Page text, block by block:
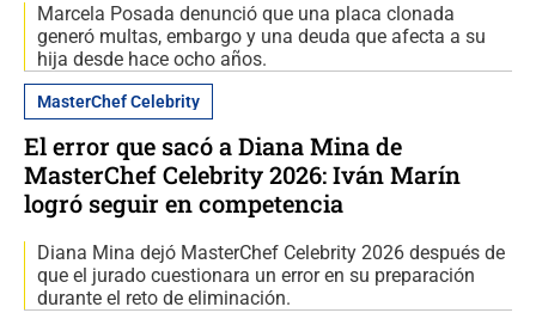
Marcela Posada denunció que una placa clonada
generó multas, embargo y una deuda que afecta a su
hija desde hace ocho años.
MasterChef Celebrity
El error que sacó a Diana Mina de
MasterChef Celebrity 2026: Iván Marín
logró seguir en competencia
Diana Mina dejó MasterChef Celebrity 2026 después de
que el jurado cuestionara un error en su preparación
durante el reto de eliminación.